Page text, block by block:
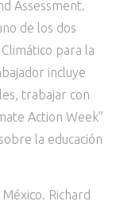
Assessment.
de los dos
para la
incluye
trabajar con
Action Week”
la educación
Richard